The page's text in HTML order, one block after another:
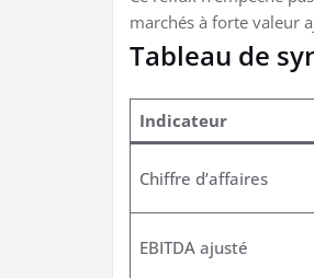
marchés à forte valeur
Tableau de
Indicateur
Chiffre d’affaires
EBITDA ajusté